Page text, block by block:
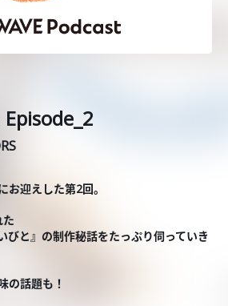
お迎えした第2回。
た
びと』の制作秘話をたっぷり伺っていき
の話題も！